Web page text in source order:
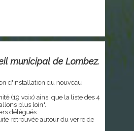
municipal de Lombez.
d'installation du nouveau
(19 voix) ainsi que la liste des 4
plus loin".
délégués.
retrouvée autour du verre de